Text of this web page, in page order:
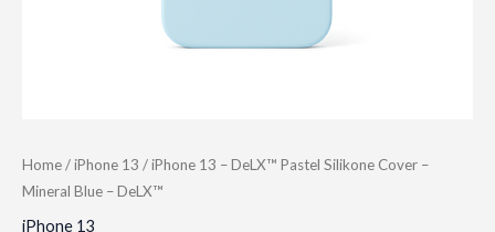
Home/iPhone 13 / iPhone 13 – DeLX™ Pastel Silikone Cover –
Mineral Blue – DeLX™
iPhone 13